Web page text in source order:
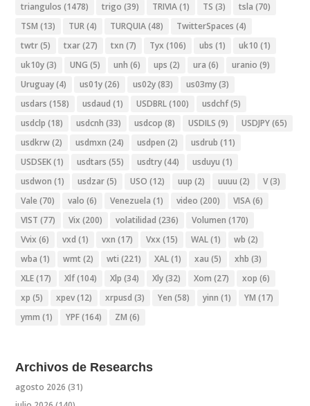
triangulos (1478) trigo (39) TRIVIA(1) TS (3) tsla (70)
TSM (13) TUR(4) TURQUIA(48) TwitterSpaces (4)
twtr(5) txar(27) txn (7) Tyx (106) ubs (1) uk10 (1)
uk10y(3) UNG (5) unh (6) ups (2) ura (6) uranio (9)
Uruguay(4) us01y(26) us02y(83) us03my(3)
usdars (158) usdaud (1) USDBRL(100) usdchf(5)
usdclp (18) usdcnh (33) usdcop (8) USDILS (9) USDJPY(65)
usdkrw(2) usdmxn (24) usdpen (2) usdrub (11)
USDSEK(1) usdtars (55) usdtry(44) usduyu (1)
usdwon (1) usdzar(5) USO (12) uup (2) uuuu (2) V(3)
Vale (70) valo (6) Venezuela (1) video (200) VISA(6)
VIST (77) Vix (200) volatilidad (236) Volumen (170)
Vvix (6) vxd (1) vxn (17) Vxx (15) WAL(1) wb (2)
wba (1) wmt (2) wti (221) XAL(1) xau (5) xhb (3)
XLE(17) Xlf(104) Xlp (34) Xly(32) Xom (27) xop (6)
xp (5) xpev(12) xrpusd (3) Yen (58) yinn (1) YM (17)
ymm (1) YPF(164) ZM (6)
Archivos de Researchs
agosto 2026 (31)